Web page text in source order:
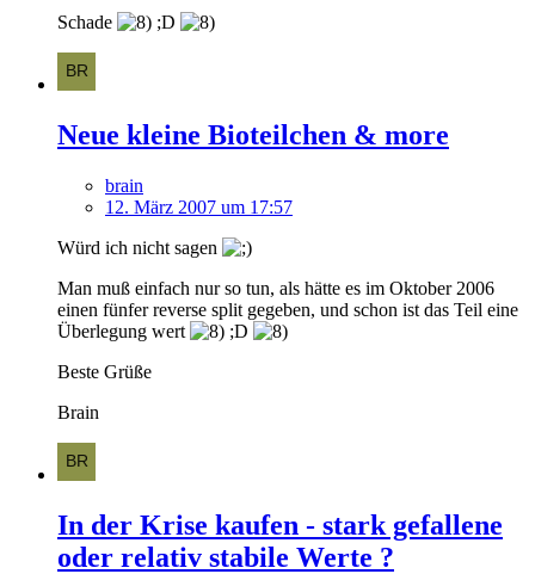
Schade ;D
Neue kleine Bioteilchen & more
brain
12. März 2007 um 17:57
Würd ich nicht sagen
Man muß einfach nur so tun, als hätte es im Oktober 2006
einen fünfer reverse split gegeben, und schon ist das Teil eine
Überlegung wert
;D
Beste Grüße
Brain
In der Krise kaufen - stark gefallene
oder relativ stabile Werte ?